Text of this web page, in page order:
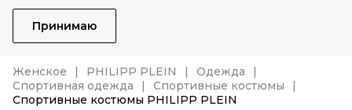
Принимаю
Женское PHILIPP PLEIN
Одежда
Спортивная одежда
Спортивные костюмы
Спортивные костюмы PHILIPP PLEIN